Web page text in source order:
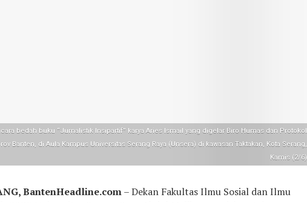
bedah buku “Jurnalistik Insipartif” karya Aries Ismail yang digelar Biro Humas dan Protokol
Banten, di Aula Kampus Universitas Serang Raya (Unsera) di kawasan Taktakan, Kota Serang,
Kamis (2/6)
BantenHeadline.com– Dekan Fakultas Ilmu Sosial dan Ilmu